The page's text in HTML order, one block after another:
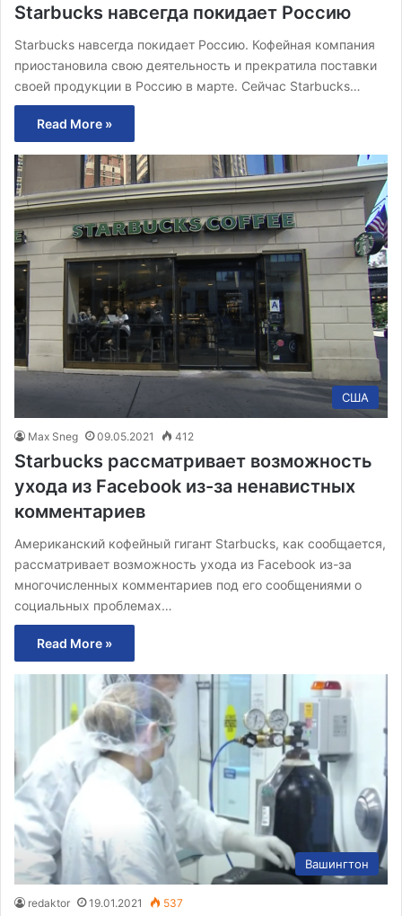
Starbucks навсегда покидает Россию
Starbucks навсегда покидает Россию. Кофейная компания
приостановила свою деятельность и прекратила поставки
своей продукции в Россию в марте. Сейчас Starbucks…
Read More »
США
Max Sneg 09.05.2021 412
Starbucks рассматривает возможность
ухода из Facebook из-за ненавистных
комментариев
Американский кофейный гигант Starbucks, как сообщается,
рассматривает возможность ухода из Facebook из-за
многочисленных комментариев под его сообщениями о
социальных проблемах…
Read More »
Вашингтон
redaktor 19.01.2021 537